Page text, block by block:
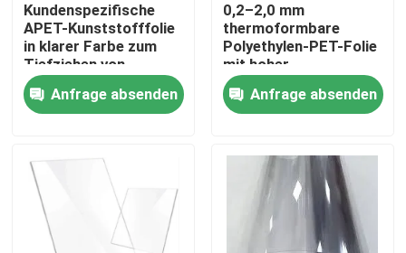
Haus
Über uns
Kundenspezifische
APET-Kunststofffolie
in klarer Farbe zum
Tiefziehen von
Verpackungsschalen
Anfrage absenden
0,2–2,0 mm
thermoformbare
Polyethylen-PET-Folie
mit hoher
Recyclingfähigkeit
Anfrage absenden